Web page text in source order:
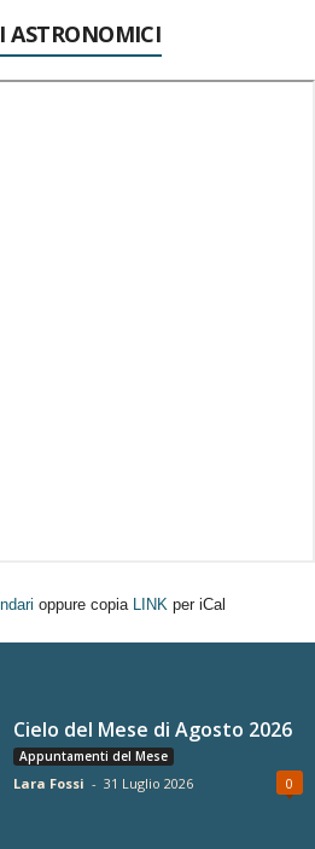
ASTRONOMICI
oppure copia LINK per iCal
Cielo del Mese di Agosto 2026
Appuntamenti del Mese
Lara Fossi - 31 Luglio 2026 0